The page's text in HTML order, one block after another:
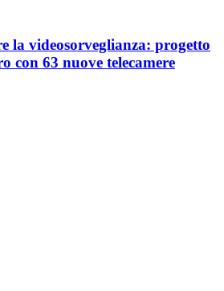
la videosorveglianza: progetto
con 63 nuove telecamere